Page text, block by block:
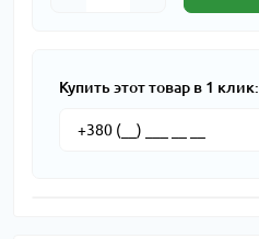
Купить этот товар в 1 клик: